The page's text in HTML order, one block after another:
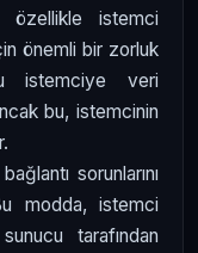
özellikle istemci
önemli bir zorluk
istemciye veri
bu, istemcinin
sorunlarını
modda, istemci
tarafından